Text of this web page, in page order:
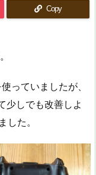
Copy
っていましたが、
少しでも改善しよ
た。